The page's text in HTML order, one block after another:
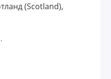
(Scotland),